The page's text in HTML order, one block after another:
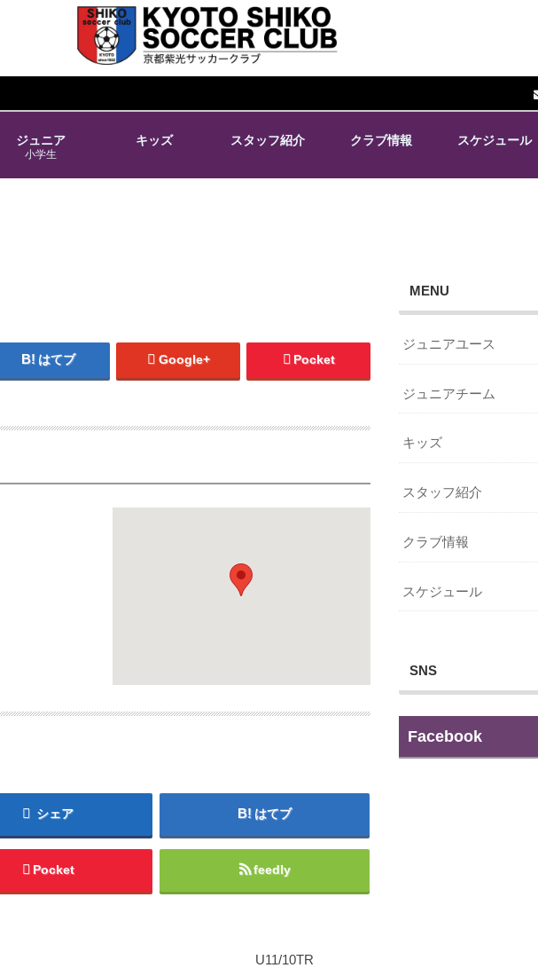
ジュニア
小学生
キッズ スタッフ紹介 クラブ情報 スケジュール
はてブ Google+ Pocket
シェア はてブ
Pocket feedly
U11/10TR
MENU
ジュニアユース
ジュニアチーム
キッズ
スタッフ紹介
クラブ情報
スケジュール
SNS
Facebook